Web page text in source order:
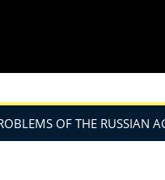
OF THE RUSSIAN